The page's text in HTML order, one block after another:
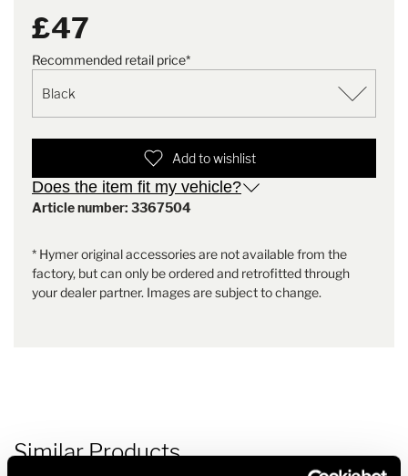
manoeuvring.
Scope of delivery
£47
Recommended retail price*
Add to wishlist
Does the item fit my vehicle?
Article number: 3367504
* Hymer original accessories are not available from the
factory, but can only be ordered and retrofitted through
your dealer partner. Images are subject to change.
Similar Products